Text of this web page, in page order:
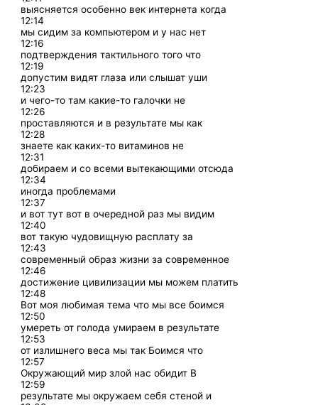
выясняется особенно век интернета когда
12:14
мы сидим за компьютером и у нас нет
12:16
подтверждения тактильного того что
12:19
допустим видят глаза или слышат уши
12:23
и чего-то там какие-то галочки не
12:26
проставляются и в результате мы как
12:28
знаете как каких-то витаминов не
12:31
добираем и со всеми вытекающими отсюда
12:34
иногда проблемами
12:37
и вот тут вот в очередной раз мы видим
12:40
вот такую чудовищную расплату за
12:43
современный образ жизни за современное
12:46
достижение цивилизации мы можем платить
12:48
Вот моя любимая тема что мы все боимся
12:50
умереть от голода умираем в результате
12:53
от излишнего веса мы так Боимся что
12:57
Окружающий мир злой нас обидит В
12:59
результате мы окружаем себя стеной и